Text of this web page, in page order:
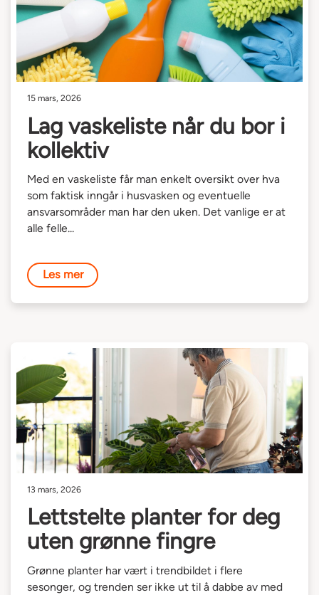
15 mars, 2026
Lag vaskeliste når du bor i
kollektiv
Med en vaskeliste får man enkelt oversikt over hva
som faktisk inngår i husvasken og eventuelle
ansvarsområder man har den uken. Det vanlige er at
alle felle...
Les mer
13 mars, 2026
Lettstelte planter for deg
uten grønne fingre
Grønne planter har vært i trendbildet i flere
sesonger, og trenden ser ikke ut til å dabbe av med